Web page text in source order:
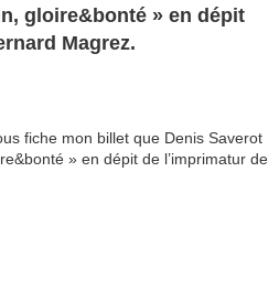
gloire&bonté » en dépit
Magrez.